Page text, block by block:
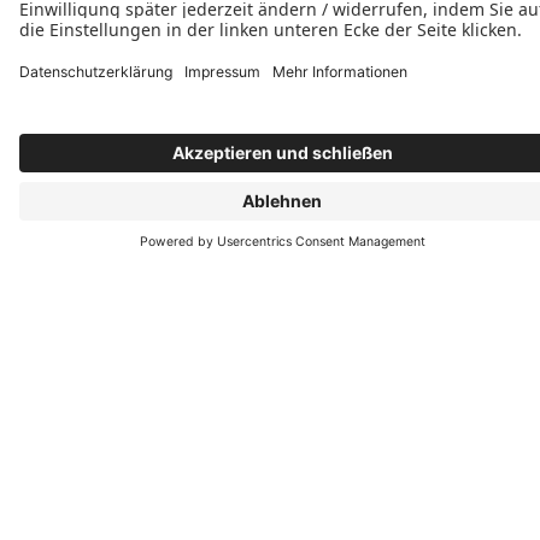
Öffnungszeiten
08:30 Uhr - 14:30 Uhr
12:00 Uhr - 18:00 Uhr nur nach Absprache
Freitag & Samstag nur nach tel.
Terminabsprache.